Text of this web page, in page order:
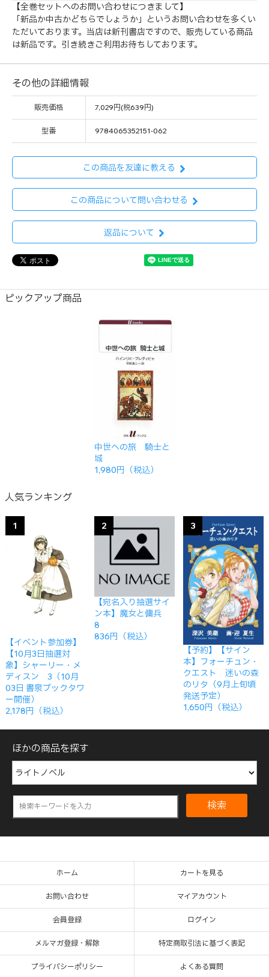
【全巻セットへのお問い合わせにつきまして】
「新品か中古かどちらでしょうか」というお問い合わせを多くい
ただいております。当店は新刊書店ですので、販売している商品
は新品です。引き続きご利用お待ちしております。
その他の詳細情報
販売価格 7,029円(税639円)
型番 9784065352151-062
この商品を友達に教える
この商品について問い合わせる
返品について
ピックアップ商品
中世への旅 騎士と
城
1,980円（税込）
人気ランキング
1
【イベント参加券】
【10月3日抽選対
象】シャーリー・メ
ディスン 3（10月
03日 書泉ブックタワ
ー開催）
2,178円（税込）
2
【宛名入り抽選サイ
ン本】魔女と傭兵
8
836円（税込）
3
【予約】【サイン
本】フォーチュン・
クエスト 迷いの森
のリタ（9月上旬頃
発送予定）
1,650円（税込）
ほかの商品を探す
検索
ホーム カートを見る
お問い合わせ マイアカウント
会員登録 ログイン
メルマガ登録・解除 特定商取引法に基づく表記
プライバシーポリシー よくある質問